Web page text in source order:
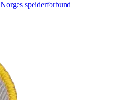
Norges speiderforbund